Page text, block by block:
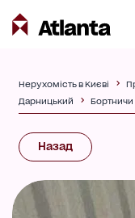
Нерухомість в Києві
Дарницький
Бортничи
Назад